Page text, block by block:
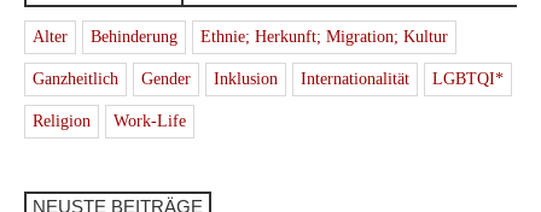
Alter Behinderung Ethnie; Herkunft; Migration; Kultur
Ganzheitlich Gender Inklusion Internationalität LGBTQI*
Religion Work-Life
NEUSTE BEITRÄGE